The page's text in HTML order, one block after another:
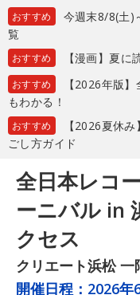
おすすめ
今週末8/8(土)
覧
おすすめ 【漫画】夏
おすすめ
【2026年版
もわかる！
おすすめ
【2026夏休
ごし方ガイド
全日本レコ
ーニバル in
クセス
クリエート浜松
開催日程： 2026年